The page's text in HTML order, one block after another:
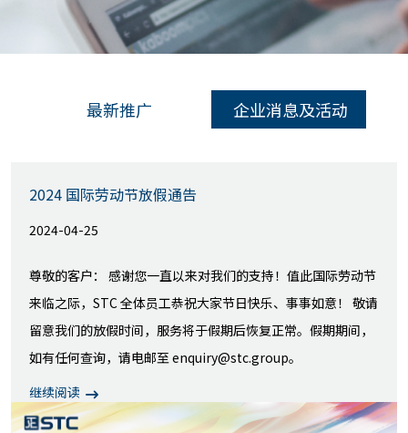
最新推广 企业消息及活动
2024 国际劳动节放假通告
2024-04-25
尊敬的客户： 感谢您一直以来对我们的支持！值此国际劳动节
来临之际，STC 全体员工恭祝大家节日快乐、事事如意！ 敬请
留意我们的放假时间，服务将于假期后恢复正常。假期期间，
如有任何查询，请电邮至 enquiry@stc.group。
继续阅读